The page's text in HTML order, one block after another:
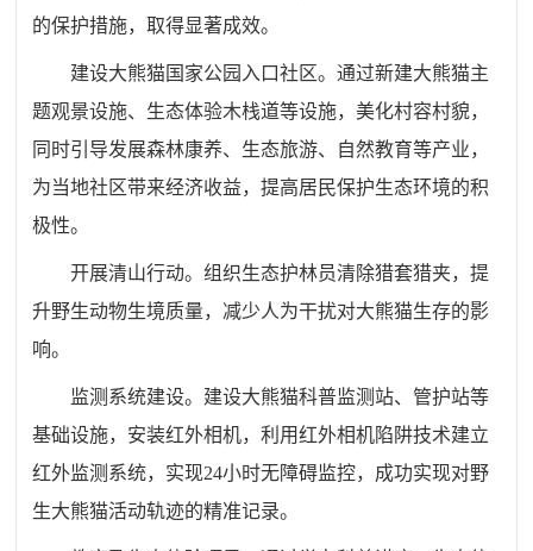
的保护措施，取得显著成效。
建设大熊猫国家公园入口社区。通过新建大熊猫主
题观景设施、生态体验木栈道等设施，美化村容村貌，
同时引导发展森林康养、生态旅游、自然教育等产业，
为当地社区带来经济收益，提高居民保护生态环境的积
极性。
开展清山行动。组织生态护林员清除猎套猎夹，提
升野生动物生境质量，减少人为干扰对大熊猫生存的影
响。
监测系统建设。建设大熊猫科普监测站、管护站等
基础设施，安装红外相机，利用红外相机陷阱技术建立
红外监测系统，实现24小时无障碍监控，成功实现对野
生大熊猫活动轨迹的精准记录。